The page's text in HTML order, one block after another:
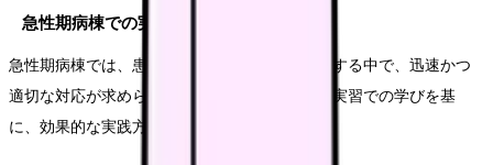
急性期病棟での実習事例
急性期病棟では、患者さんの状態が刻々と変化する中で、迅速かつ
適切な対応が求められます。ここでは、実際の実習での学びを基
に、効果的な実践方法をお伝えします。